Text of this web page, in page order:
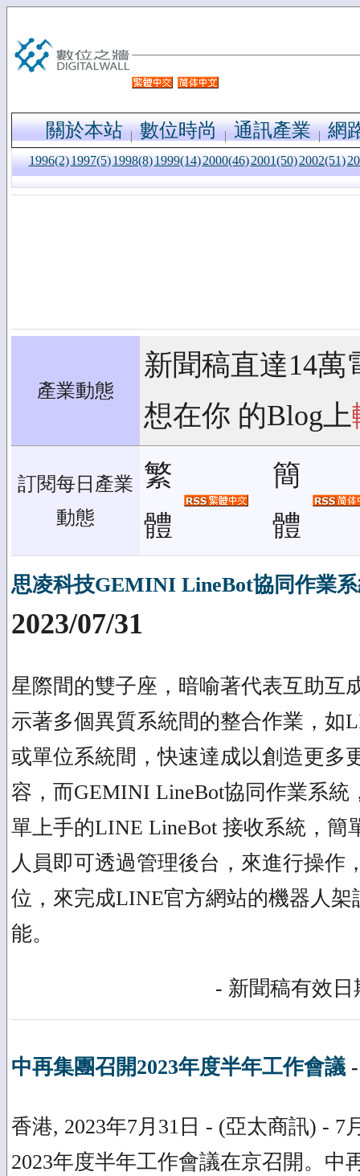
關於本站 數位時尚 通訊產業 網
1996(2)1997(5)1998(8)1999(14)2000(46)2001(50)2002(51)
產業動態
新聞稿直達14萬
想在你 的Blog上
訂閱每日產業
動態
繁
體
簡
體
思凌科技GEMINI LineBot協同作業
2023/07/31
星際間的雙子座，暗喻著代表互助互
示著多個異質系統間的整合作業，如
或單位系統間，快速達成以創造更多
容，而GEMINI LineBot協同作業系統
單上手的LINE LineBot 接收系統，簡
人員即可透過管理後台，來進行操作
位，來完成LINE官方網站的機器人架
能。
- 新聞稿有效日
中再集團召開2023年度半年工作會議
香港, 2023年7月31日 - (亞太商訊) - 7
2023年度半年工作會議在京召開。中